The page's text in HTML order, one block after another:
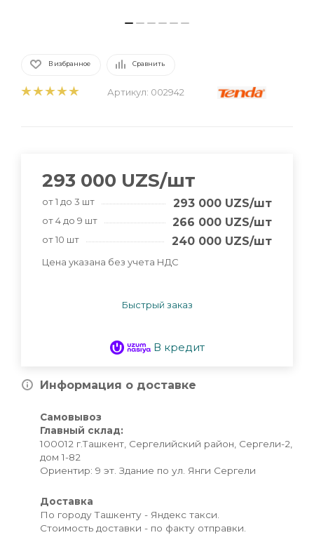
В избранное Сравнить
Артикул: 002942
293 000 UZS/шт
от 1 до 3 шт 293 000 UZS/шт
от 4 до 9 шт 266 000 UZS/шт
от 10 шт 240 000 UZS/шт
Цена указана без учета НДС
Быстрый заказ
В кредит
Информация о доставке
Самовывоз
Главный склад:
100012 г.Ташкент, Сергелийский район, Сергели-2,
дом 1-82
Ориентир: 9 эт. Здание по ул. Янги Сергели
Доставка
По городу Ташкенту - Яндекс такси.
Стоимость доставки - по факту отправки.